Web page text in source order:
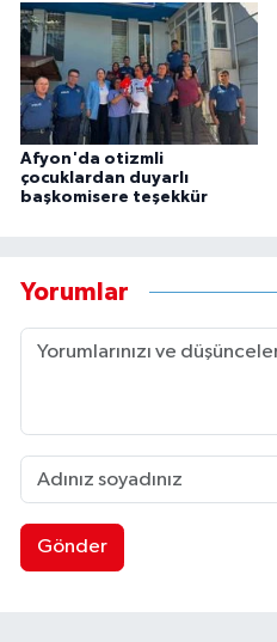
Afyon'da otizmli
çocuklardan duyarlı
başkomisere teşekkür
Yorumlar
Gönder